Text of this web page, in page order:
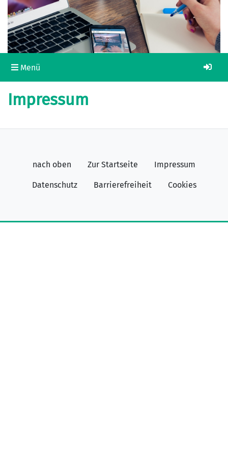
Navigation ein-/ausblenden
Menü
Impressum
nach oben Zur Startseite Impressum
Datenschutz Barrierefreiheit Cookies